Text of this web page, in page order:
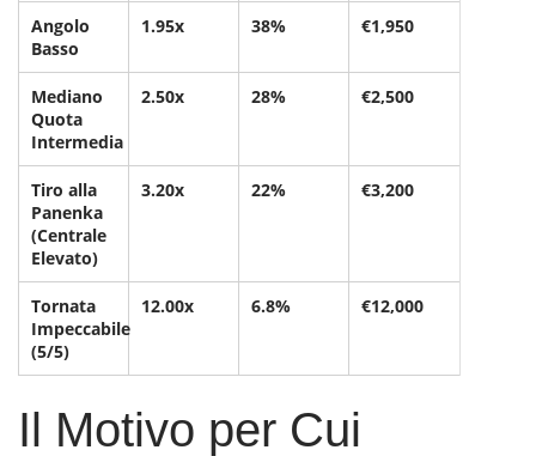
Angolo
Basso
1.95x 38% €1,950
Mediano
Quota
Intermedia
2.50x 28% €2,500
Tiro alla
Panenka
(Centrale
Elevato)
3.20x 22% €3,200
Tornata
Impeccabile
(5/5)
12.00x 6.8% €12,000
Il Motivo per Cui